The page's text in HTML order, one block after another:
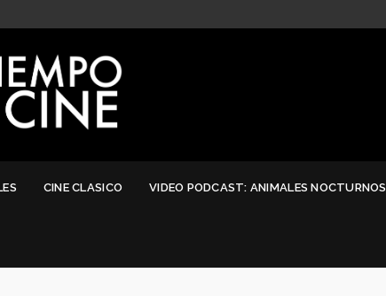
CINE CLASICO VIDEO PODCAST: ANIMALES NOCTURNOS